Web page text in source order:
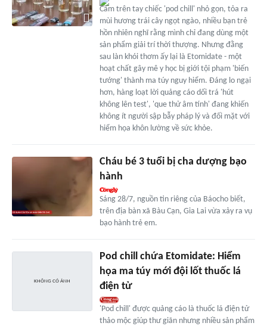
Cầm trên tay chiếc 'pod chill' nhỏ gọn, tỏa ra
mùi hương trái cây ngọt ngào, nhiều bạn trẻ
hồn nhiên nghĩ rằng mình chỉ đang dùng một
sản phẩm giải trí thời thượng. Nhưng đằng
sau làn khói thơm ấy lại là Etomidate - một
hoạt chất gây mê y học bị giới tội phạm 'biến
tướng' thành ma túy nguy hiểm. Đáng lo ngại
hơn, hàng loạt lời quảng cáo dối trá 'hút
không lên test', 'que thử âm tính' đang khiến
không ít người sập bẫy pháp lý và đối mặt với
hiểm họa khôn lường về sức khỏe.
Cháu bé 3 tuổi bị cha dượng bạo
hành
Sáng 28/7, nguồn tin riêng của Báocho biết,
trên địa bàn xã Bàu Cạn, Gia Lai vừa xảy ra vụ
bạo hành trẻ em.
Pod chill chứa Etomidate: Hiểm
họa ma túy mới đội lốt thuốc lá
điện tử
'Pod chill' được quảng cáo là thuốc lá điện tử
thảo mộc giúp thư giãn nhưng nhiều sản phẩm